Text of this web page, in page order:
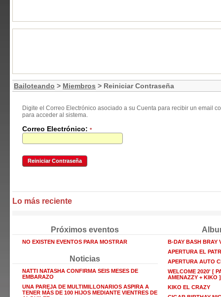
Bailoteando > Miembros > Reiniciar Contraseña
Digite el Correo Electrónico asociado a su Cuenta para recibir un email
para acceder al sistema.
Correo Electrónico: *
Lo más reciente
Próximos eventos
NO EXISTEN EVENTOS PARA MOSTRAR
Noticias
NATTI NATASHA CONFIRMA SEIS MESES DE
EMBARAZO
UNA PAREJA DE MULTIMILLONARIOS ASPIRA A
TENER MÁS DE 100 HIJOS MEDIANTE VIENTRES DE
B-DAY BASH BRAY
APERTURA EL
APERTURA AUTO
WELCOME 2020' [
AMENAZZY + KIKO ]
KIKO EL CRAZY